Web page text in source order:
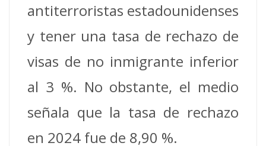
antiterroristas estadounidenses
y tener una tasa de rechazo de
visas de no inmigrante inferior
al 3 %. No obstante, el medio
señala que la tasa de rechazo
en 2024 fue de 8,90 %.